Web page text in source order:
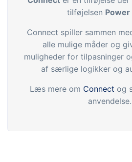
tilføjelsen Power
Connect spiller sammen
alle mulige måder og
muligheder for tilpasninger
af særlige logikker og
Læs mere om Connect og
anvendelse.